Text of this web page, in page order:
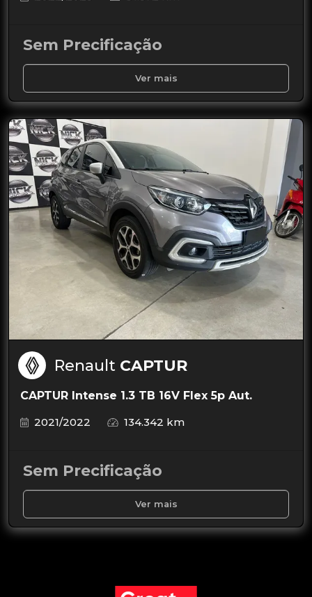
Sem Precificação
Ver mais
Renault CAPTUR
CAPTUR Intense 1.3 TB 16V Flex 5p Aut.
2021/2022
134.342 km
Sem Precificação
Ver mais